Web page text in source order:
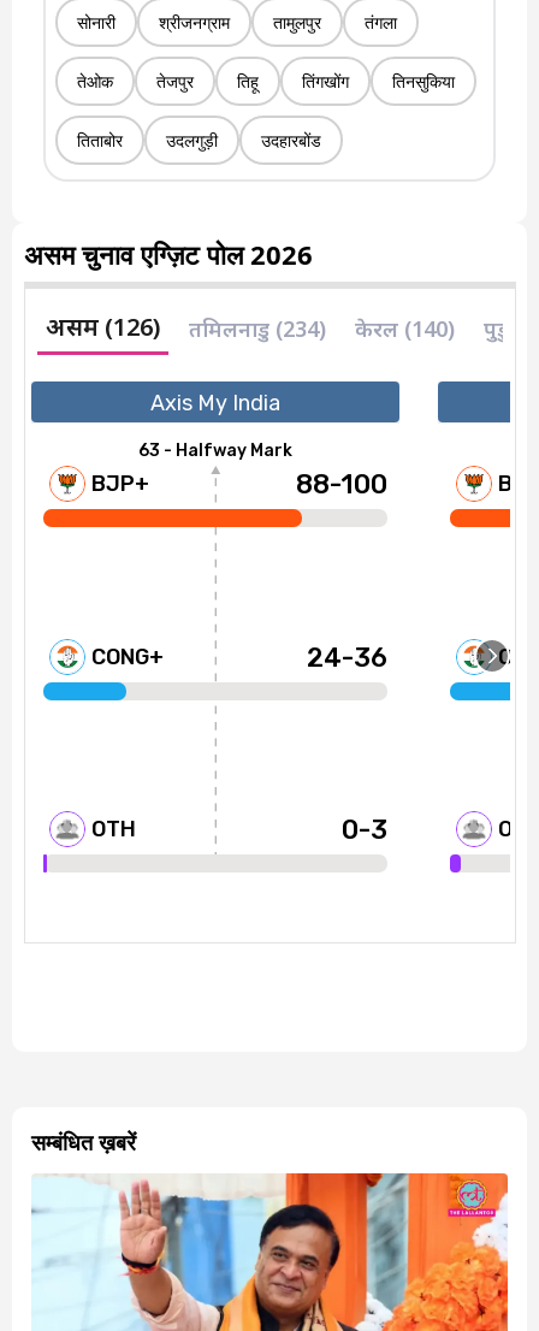
सोनारी श्रीजनग्राम तामुलपुर तंगला
तेओक तेजपुर तिहू तिंगखोंग तिनसुकिया
तिताबोर उदलगुड़ी उदहारबोंड
असम चुनाव एग्ज़िट पोल 2026
सम्बंधित ख़बरें